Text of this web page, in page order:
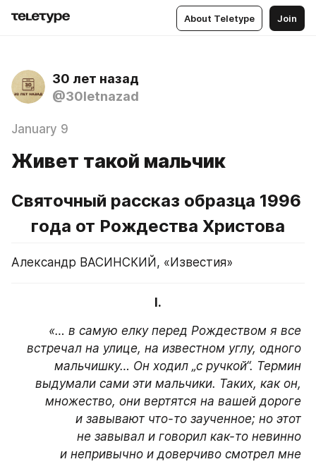
About Teletype Join
30 лет назад
@30letnazad
January 9
Живет такой мальчик
Святочный рассказ образца 1996
года от Рождества Христова
Александр ВАСИНСКИЙ, «Известия»
I.
«… в самую елку перед Рождеством я все
встречал на улице, на известном углу, одного
мальчишку… Он ходил „с ручкой“. Термин
выдумали сами эти мальчики. Таких, как он,
множество, они вертятся на вашей дороге
и завывают что-то заученное; но этот
не завывал и говорил как-то невинно
и непривычно и доверчиво смотрел мне